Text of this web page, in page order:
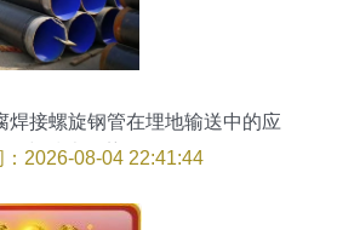
焊接螺旋钢管在埋地输送中的应
用与技术优势
2026-08-04 22:41:44